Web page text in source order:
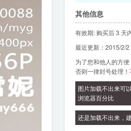
其他信息
有效期: 购买后 3 天
最近更新：2015/2/2
为了您和他人的方
否则一律封号处理！
图片加载不出来可
浏览器百分比
还是加载不出来，